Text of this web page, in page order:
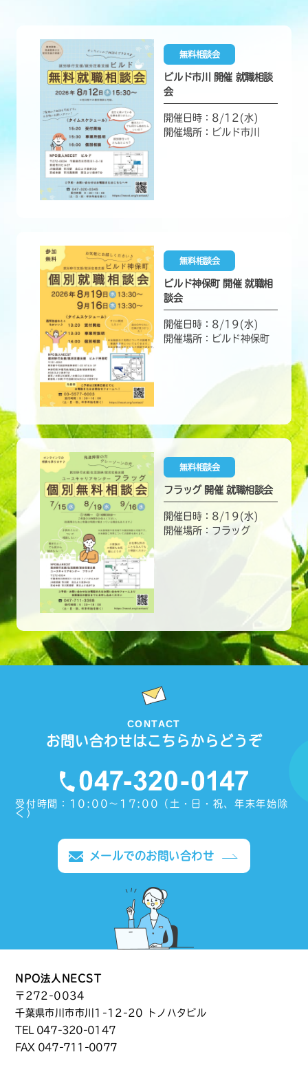
無料相談会
ビルド市川 開催 就職相談
会
開催日時：8/12(水)
開催場所：ビルド市川
無料相談会
ビルド神保町 開催 就職相
談会
開催日時：8/19(水)
開催場所：ビルド神保町
無料相談会
フラッグ 開催 就職相談会
開催日時：8/19(水)
開催場所：フラッグ
CONTACT
お問い合わせはこちらからどうぞ
受付時間：10:00〜17:00（土・日・祝、年末年始除
く）
メールでのお問い合わせ
NPO法人NECST
〒272-0034
千葉県市川市市川1-12-20 トノハタビル
TEL 047-320-0147
FAX 047-711-0077